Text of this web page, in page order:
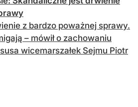
z bardzo poważnej sprawy.
– mówił o zachowaniu
wicemarszałek Sejmu Piotr